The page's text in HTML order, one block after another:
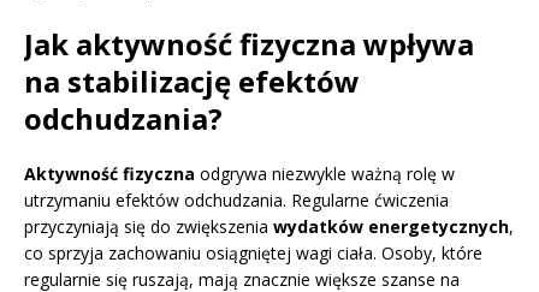
Jak aktywność fizyczna wpływa
na stabilizację efektów
odchudzania?
Aktywność fizyczna odgrywa niezwykle ważną rolę w
utrzymaniu efektów odchudzania. Regularne ćwiczenia
przyczyniają się do zwiększenia wydatków energetycznych,
co sprzyja zachowaniu osiągniętej wagi ciała. Osoby, które
regularnie się ruszają, mają znacznie większe szanse na